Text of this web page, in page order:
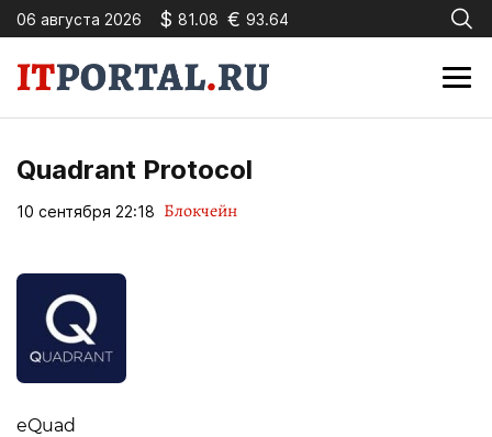
06 августа 2026 $ 81.08 € 93.64
Quadrant Protocol
10 сентября 22:18 Блокчейн
eQuad